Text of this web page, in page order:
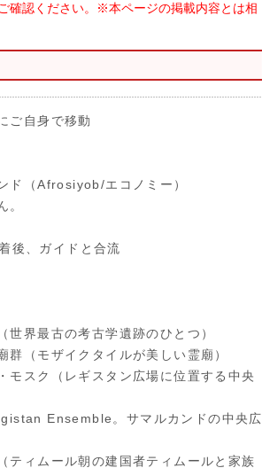
確認ください。※本ページの掲載内容とは相
ご自身で移動
ド（Afrosiyob/エコノミー）
。
後、ガイドと合流
世界最古の考古学遺跡のひとつ）
群（モザイクタイルが美しい霊廟）
モスク（レギスタン広場に位置する中央
Ensemble。サマルカンドの中央広
ティムール朝の建国者ティムールと家族